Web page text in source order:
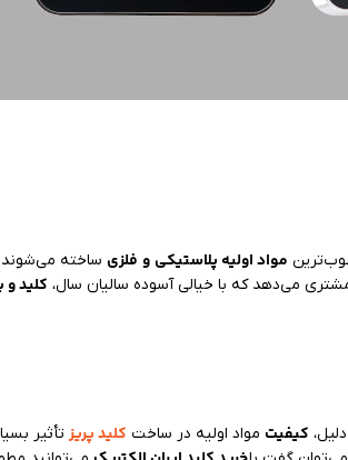
مواد اولیه پلاستیکی و فلزی ساخته می‌شوند
می‌دهد که با خیالی آسوده سالیان سال، کلید و
کیفیت مواد اولیه در ساخت کلید پریز تأثیر